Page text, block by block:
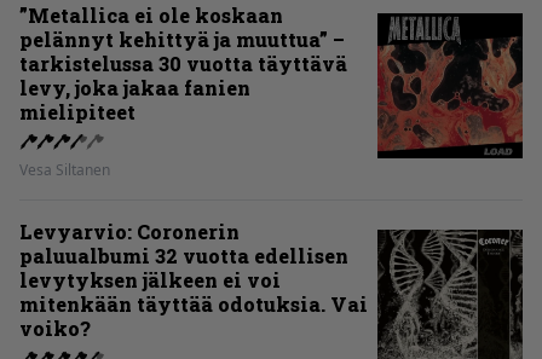
”Metallica ei ole koskaan
pelännyt kehittyä ja muuttua” –
tarkistelussa 30 vuotta täyttävä
levy, joka jakaa fanien
mielipiteet
Vesa Siltanen
Levyarvio: Coronerin
paluualbumi 32 vuotta edellisen
levytyksen jälkeen ei voi
mitenkään täyttää odotuksia. Vai
voiko?